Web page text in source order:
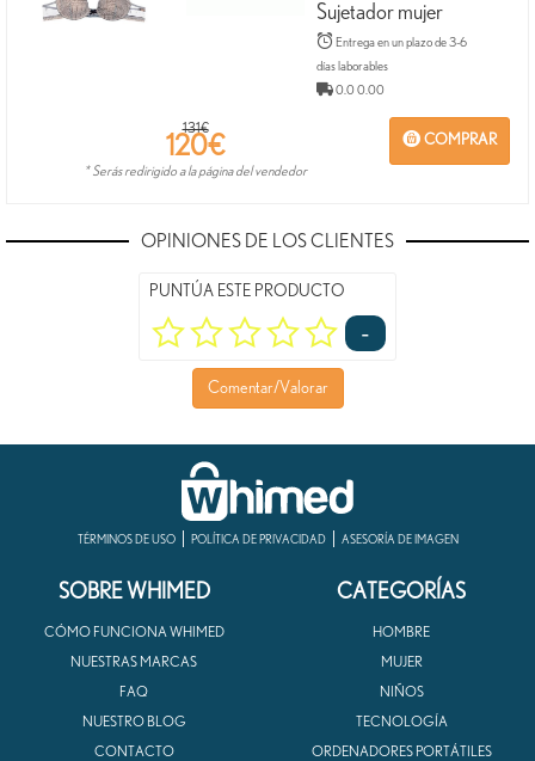
Sujetador mujer
Entrega en un plazo de 3-6
días laborables
0.0 0.00
COMPRAR
131€
120€
* Serás redirigido a la página del vendedor
OPINIONES DE LOS CLIENTES
PUNTÚA ESTE PRODUCTO
-
Comentar/Valorar
TÉRMINOS DE USO POLÍTICA DE PRIVACIDAD ASESORÍA DE IMAGEN
SOBRE WHIMED
CÓMO FUNCIONA WHIMED
NUESTRAS MARCAS
FAQ
NUESTRO BLOG
CONTACTO
CATEGORÍAS
HOMBRE
MUJER
NIÑOS
TECNOLOGÍA
ORDENADORES PORTÁTILES